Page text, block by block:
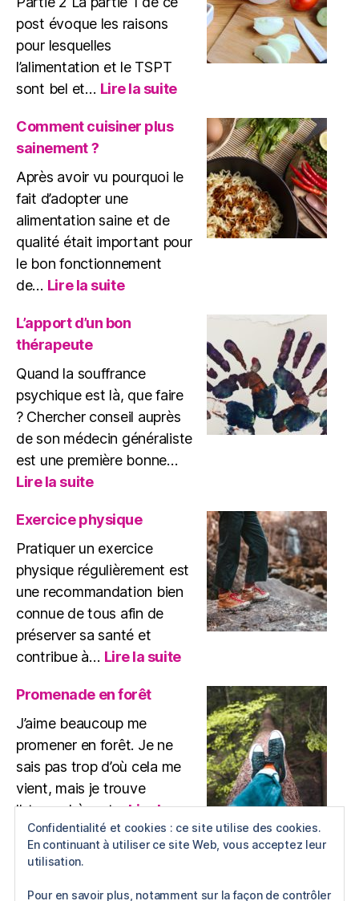
post évoque les raisons
pour lesquelles
l’alimentation et le TSPT
sont bel et… Lire la suite:
d’alimentation
pour
soigner
le
TSPT
Comment cuisiner plus
sainement ?
Après avoir vu pourquoi le
fait d’adopter une
alimentation saine et de
qualité était important pour
le bon fonctionnement
de… Lire la suite:
cuisiner
?
L’apport d’un bon
thérapeute
Quand la souffrance
psychique est là, que faire
? Chercher conseil auprès
de son médecin généraliste
est une première bonne…
Lire la suite:
d’un
bon
thérapeute
Exercice physique
Pratiquer un exercice
physique régulièrement est
une recommandation bien
connue de tous afin de
préserver sa santé et
contribue à… Lire la suite:
physique
Promenade en forêt
J’aime beaucoup me
promener en forêt. Je ne
sais pas trop d’où cela me
vient, mais je trouve
l’atmosphère et…Lire la
suite:
Promenade
en
Confidentialité et cookies : ce site utilise des cookies.
En continuant à utiliser ce site Web, vous acceptez leur
utilisation.
Pour en savoir plus, notamment sur la façon de contrôler